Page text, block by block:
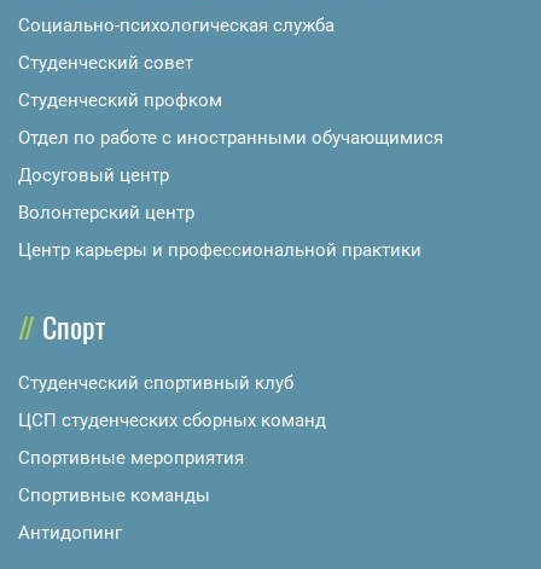
Социально-психологическая служба
Студенческий совет
Студенческий профком
Отдел по работе с иностранными обучающимися
Досуговый центр
Волонтерский центр
Центр карьеры и профессиональной практики
Спорт
Студенческий спортивный клуб
ЦСП студенческих сборных команд
Спортивные мероприятия
Спортивные команды
Антидопинг